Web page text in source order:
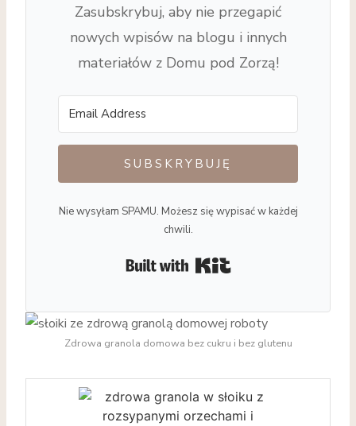
Zasubskrybuj, aby nie przegapić
nowych wpisów na blogu i innych
materiałów z Domu pod Zorzą!
SUBSKRYBUJĘ
Nie wysyłam SPAMU. Możesz się wypisać w każdej
chwili.
Zdrowa granola domowa bez cukru i bez glutenu